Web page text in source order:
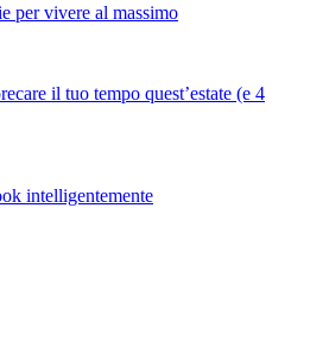
per vivere al massimo
il tuo tempo quest’estate (e 4
intelligentemente